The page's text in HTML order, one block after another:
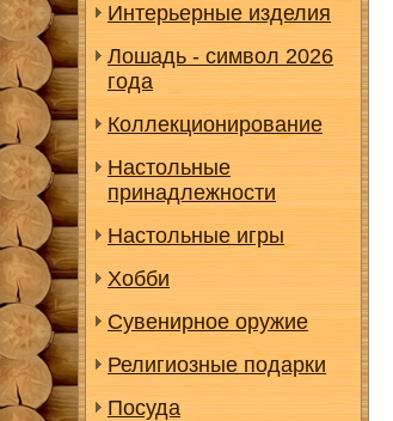
Интерьерные изделия
Лошадь - символ 2026
года
Коллекционирование
Настольные
принадлежности
Настольные игры
Хобби
Сувенирное оружие
Религиозные подарки
Посуда